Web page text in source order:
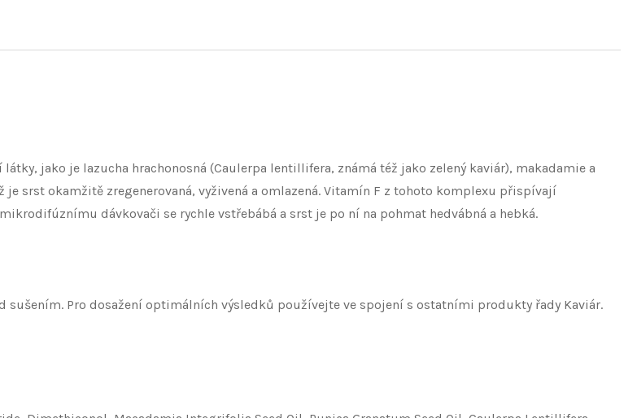
jako je lazucha hrachonosná (Caulerpa lentillifera, známá též jako zelený kaviár), makadamie a
srst okamžitě zregenerovaná, vyživená a omlazená. Vitamín F z tohoto komplexu přispívají
dávkovači se rychle vstřebábá a srst je po ní na pohmat hedvábná a hebká.
Pro dosažení optimálních výsledků používejte ve spojení s ostatními produkty řady Kaviár.